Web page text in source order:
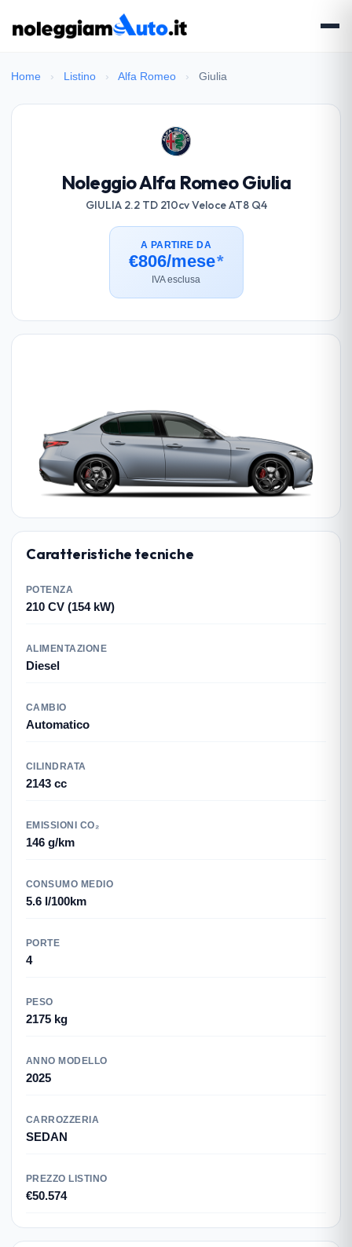
Home › Listino › Alfa Romeo › Giulia
Noleggio Alfa Romeo Giulia
GIULIA 2.2 TD 210cv Veloce AT8 Q4
A PARTIRE DA
€806/mese*
IVA esclusa
Caratteristiche tecniche
POTENZA
210 CV (154 kW)
ALIMENTAZIONE
Diesel
CAMBIO
Automatico
CILINDRATA
2143 cc
EMISSIONI CO₂
146 g/km
CONSUMO MEDIO
5.6 l/100km
PORTE
4
PESO
2175 kg
ANNO MODELLO
2025
CARROZZERIA
SEDAN
PREZZO LISTINO
€50.574